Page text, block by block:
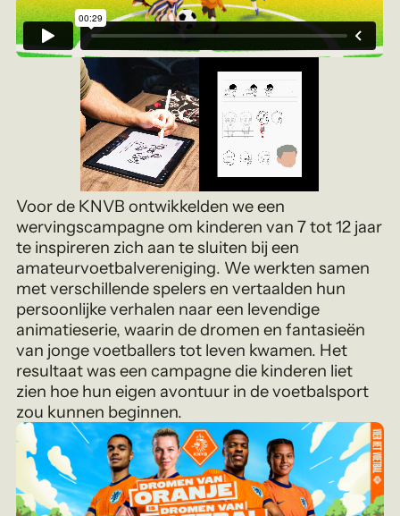
Voor de KNVB ontwikkelden we een
wervingscampagne om kinderen van 7 tot 12 jaar
te inspireren zich aan te sluiten bij een
amateurvoetbalvereniging. We werkten samen
met verschillende spelers en vertaalden hun
persoonlijke verhalen naar een levendige
animatieserie, waarin de dromen en fantasieën
van jonge voetballers tot leven kwamen. Het
resultaat was een campagne die kinderen liet
zien hoe hun eigen avontuur in de voetbalsport
zou kunnen beginnen.